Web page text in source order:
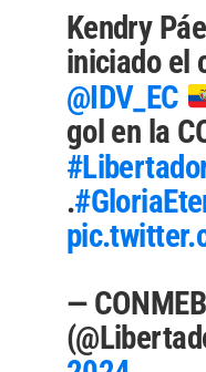
Kendry
iniciado el
@IDV_EC
gol en la
.
—